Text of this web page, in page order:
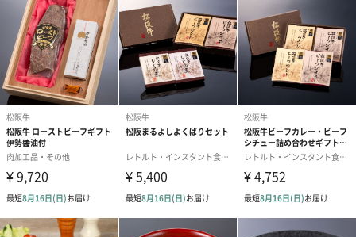
外装
竹皮包み
商品パッケー
ジ全体重量
＜400g入り＞
438g
＜500g入り＞
538ｇ
製造国
日本（三重県）
保存方法
-15℃以下で保存して下さい。
原材料
牛肉（松阪牛100％）
賞味期限
加工日より31日
アレルゲン
牛肉